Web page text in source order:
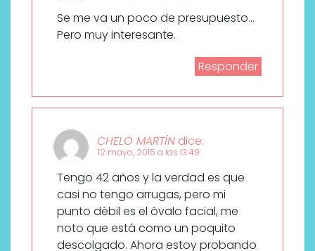
Se me va un poco de presupuesto…
Pero muy interesante.
Responder
CHELO MARTÍN dice:
12 mayo, 2015 a las 13:49
Tengo 42 años y la verdad es que
casi no tengo arrugas, pero mi
punto débil es el óvalo facial, me
noto que está como un poquito
descolgado. Ahora estoy probando